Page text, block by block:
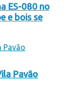
ES-080 no
e bois se
Pavão